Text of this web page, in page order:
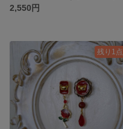
2,550円
残り1点